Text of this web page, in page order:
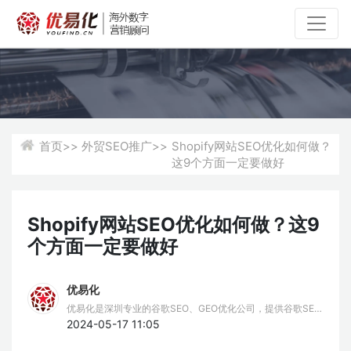
首页>> 外贸SEO推广>> Shopify网站SEO优化如何做？
这9个方面一定要做好
Shopify网站SEO优化如何做？这9
个方面一定要做好
优易化
优易化是深圳专业的谷歌SEO、GEO优化公司，提供谷歌SEO
推广、谷歌排名优化、GEO服务。我们擅长谷歌SEO挖词策
2024-05-17 11:05